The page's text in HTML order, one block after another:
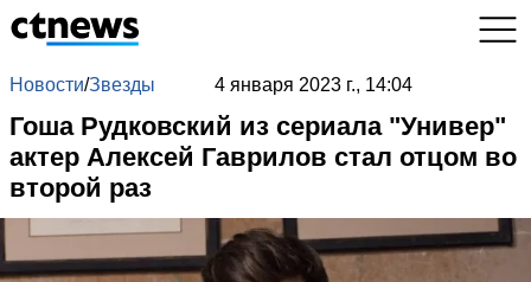
Новости/Звезды 4 января 2023 г., 14:04
Гоша Рудковский из сериала "Универ"
актер Алексей Гаврилов стал отцом во
второй раз